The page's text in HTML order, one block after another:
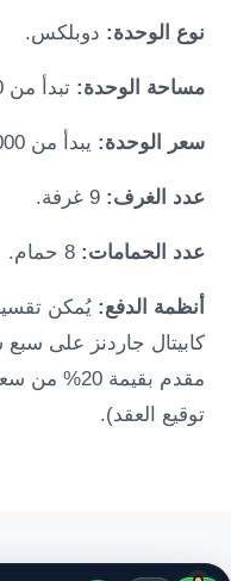
نوع الوحدة: دوبلكس.
مساحة الوحدة:تبدأ من 460 متراً مربعاً.
سعر الوحدة: يبدأ من 16,100,000 جنيهاً مصرياً.
عدد الغرف: 9 غرفة.
عدد الحمامات: 8 حمام.
أنظمة الدفع: يُمكن
كابيتال جاردنز على
توقيع العقد).